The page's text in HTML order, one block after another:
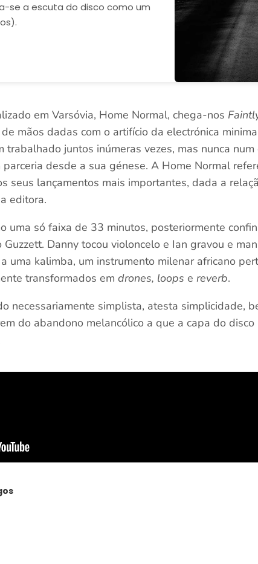
se a escuta do disco como um
em Varsóvia, Home Normal, chega-nos
mãos dadas com o artifício da electrónica
trabalhado juntos inúmeras vezes, mas nunca
desde a sua génese. A Home Normal
seus lançamentos mais importantes, dada a
editora.
uma só faixa de 33 minutos, posteriormente
Danny tocou violoncelo e Ian gravou e
uma kalimba, um instrumento milenar africano
transformados emdrones, loops ereverb.
necessariamente simplista, atesta simplicidade,
do abandono melancólico a que a capa do